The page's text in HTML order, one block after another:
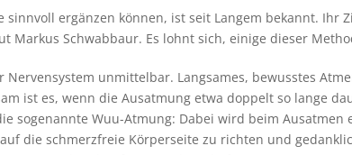
sinnvoll ergänzen können, ist seit Langem bekannt.
Markus Schwabbaur. Es lohnt sich, einige dieser
Nervensystem unmittelbar. Langsames, bewusstes
ist es, wenn die Ausatmung etwa doppelt so lange
sogenannte Wuu-Atmung: Dabei wird beim
die schmerzfreie Körperseite zu richten und